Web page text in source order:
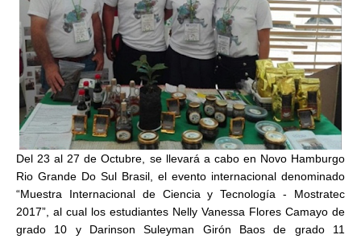
Del 23 al 27 de Octubre, se llevará a cabo en Novo Hamburgo
Rio Grande Do Sul Brasil, el evento internacional denominado
“Muestra Internacional de Ciencia y Tecnología - Mostratec
2017”, al cual los estudiantes Nelly Vanessa Flores Camayo de
grado 10 y Darinson Suleyman Girón Baos de grado 11